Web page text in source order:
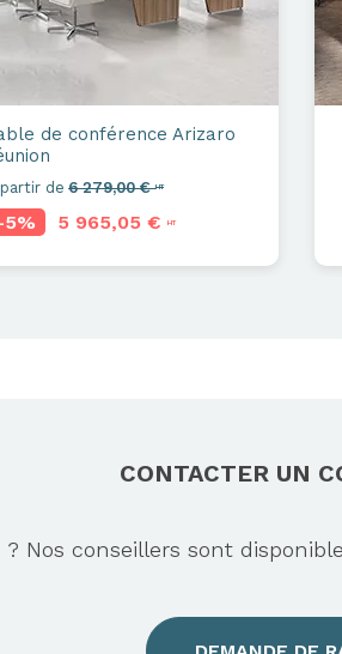
de conférence Arizaro
de 6 279,00 €HT
5% 5 965,05 € HT
CONTACTER UN
Nos conseillers sont